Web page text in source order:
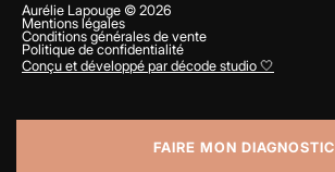
FAIRE MON DIAGNOSTIC
Aurélie Lapouge © 2026
Mentions légales
Conditions générales de vente
Politique de confidentialité
Conçu et développé par décode studio 🤍